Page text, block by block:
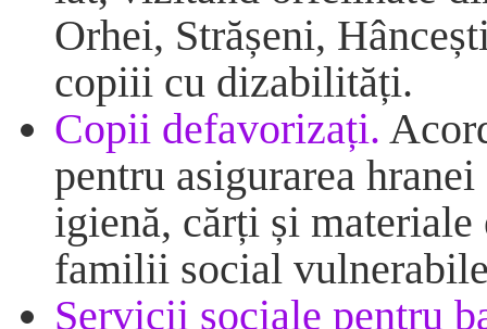
Orhei, Strășeni,
copiii cu dizabilități.
Copii defavorizați.
pentru asigurarea
igienă, cărți și
familii social
Servicii sociale pentru